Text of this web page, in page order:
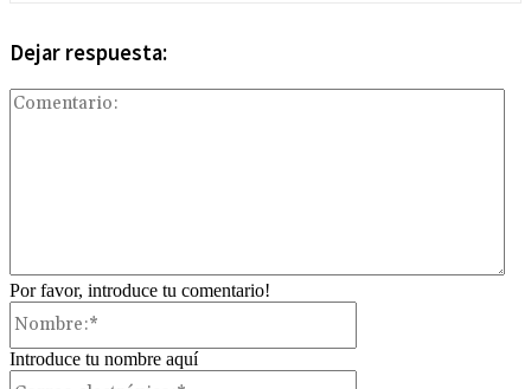
Dejar respuesta:
Por favor, introduce tu comentario!
Introduce tu nombre aquí